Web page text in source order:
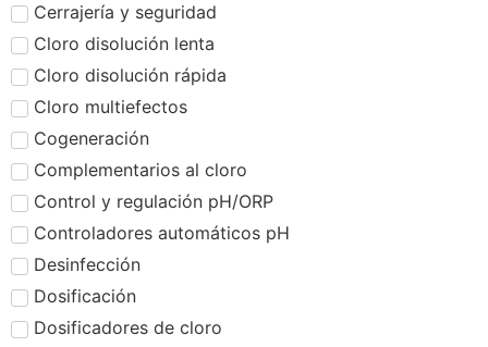
Cerrajería y seguridad
Cloro disolución lenta
Cloro disolución rápida
Cloro multiefectos
Cogeneración
Complementarios al cloro
Control y regulación pH/ORP
Controladores automáticos pH
Desinfección
Dosificación
Dosificadores de cloro